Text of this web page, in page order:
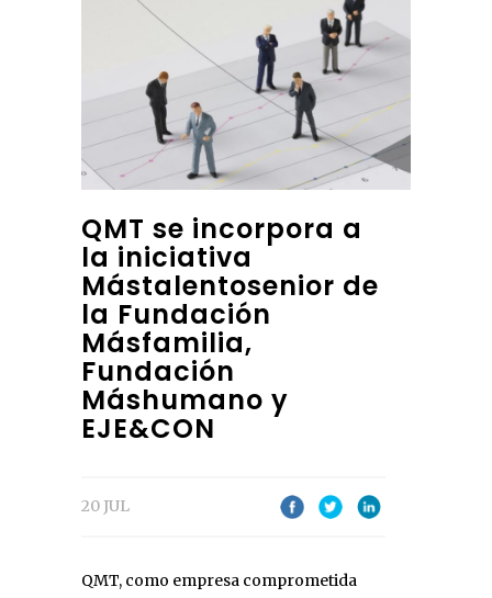
QMT se incorpora a
la iniciativa
Mástalentosenior de
la Fundación
Másfamilia,
Fundación
Máshumano y
EJE&CON
20 JUL
QMT, como empresa comprometida